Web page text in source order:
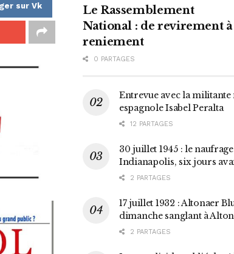
sur Vk
Le Rassemblement
National : de revirement à
reniement
0 PARTAGES
Entrevue avec la militante
espagnole Isabel Peralta
12 PARTAGES
30 juillet 1945 : le naufrage
Indianapolis, six jours
2 PARTAGES
17 juillet 1932 : Altonaer
dimanche sanglant à
2 PARTAGES